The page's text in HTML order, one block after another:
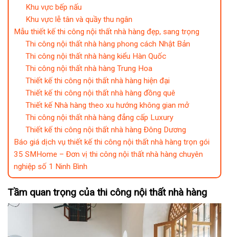
Khu vực bếp nấu
Khu vực lễ tân và quầy thu ngân
Mẫu thiết kế thi công nội thất nhà hàng đẹp, sang trọng
Thi công nội thất nhà hàng phong cách Nhật Bản
Thi công nội thất nhà hàng kiểu Hàn Quốc
Thi công nội thất nhà hàng Trung Hoa
Thiết kế thi công nội thất nhà hàng hiện đại
Thiết kế thi công nội thất nhà hàng đồng quê
Thiết kế Nhà hàng theo xu hướng không gian mở
Thi công nội thất nhà hàng đẳng cấp Luxury
Thiết kế thi công nội thất nhà hàng Đông Dương
Báo giá dịch vụ thiết kế thi công nội thất nhà hàng trọn gói
35 SMHome – Đơn vị thi công nội thất nhà hàng chuyên
nghiệp số 1 Ninh Bình
Tầm quan trọng của thi công nội thất nhà hàng